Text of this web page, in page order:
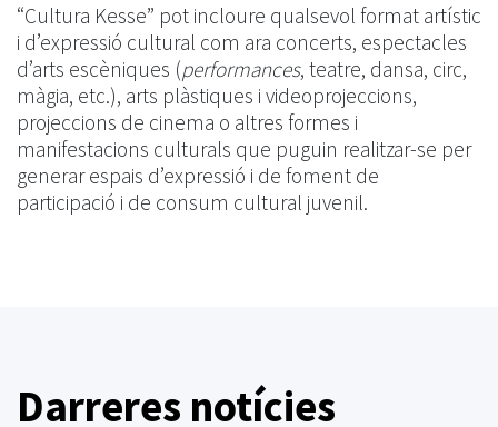
“Cultura Kesse” pot incloure qualsevol format artístic
i d’expressió cultural com ara concerts, espectacles
d’arts escèniques (performances, teatre, dansa, circ,
màgia, etc.), arts plàstiques i videoprojeccions,
projeccions de cinema o altres formes i
manifestacions culturals que puguin realitzar-se per
generar espais d’expressió i de foment de
participació i de consum cultural juvenil.
Darreres notícies